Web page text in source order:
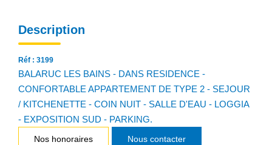
Description
Réf : 3199
BALARUC LES BAINS - DANS RESIDENCE -
CONFORTABLE APPARTEMENT DE TYPE 2 - SEJOUR
/ KITCHENETTE - COIN NUIT - SALLE D'EAU - LOGGIA
- EXPOSITION SUD - PARKING.
Nos honoraires Nous contacter